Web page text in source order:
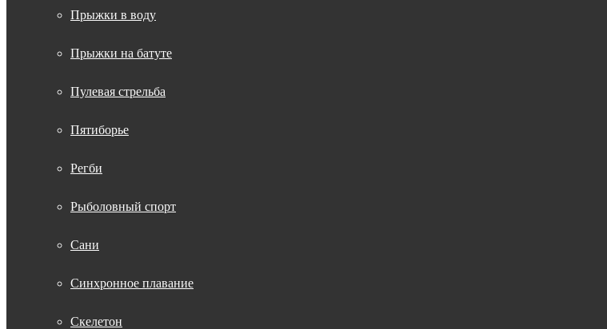
Прыжки в воду
Прыжки на батуте
Пулевая стрельба
Пятиборье
Регби
Рыболовный спорт
Сани
Синхронное плавание
Скелетон